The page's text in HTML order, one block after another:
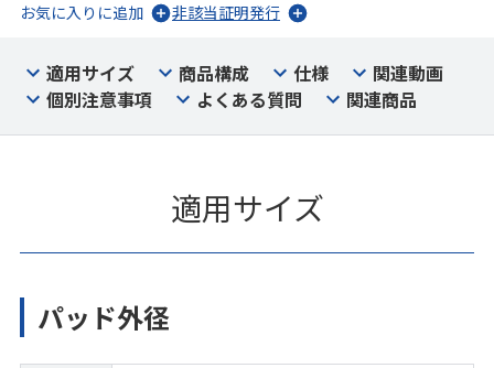
お気に入りに追加
非該当証明発行
適用サイズ 商品構成 仕様
関連動画
個別注意事項
よくある質問 関連商品
適用サイズ
パッド外径